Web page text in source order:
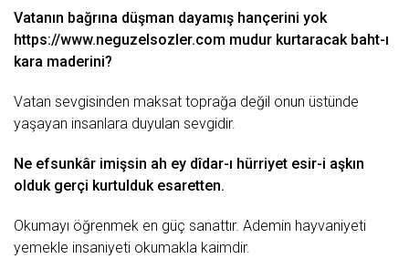
Vatanın bağrına düşman dayamış hançerini yok
https://www.neguzelsozler.com mudur kurtaracak baht-ı
kara maderini?
Vatan sevgisinden maksat toprağa değil onun üstünde
yaşayan insanlara duyulan sevgidir.
Ne efsunkâr imişsin ah ey dîdar-ı hürriyet esir-i aşkın
olduk gerçi kurtulduk esaretten.
Okumayı öğrenmek en güç sanattır. Ademin hayvaniyeti
yemekle insaniyeti okumakla kaimdir.